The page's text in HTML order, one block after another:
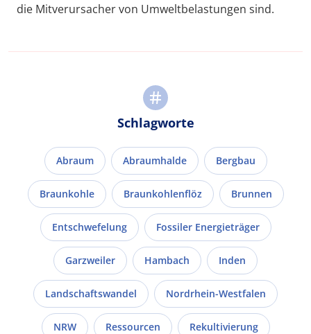
die Mitverursacher von Umweltbelastungen sind.
Schlagworte
Abraum Abraumhalde Bergbau
Braunkohle Braunkohlenflöz Brunnen
Entschwefelung Fossiler Energieträger
Garzweiler Hambach Inden
Landschaftswandel Nordrhein-Westfalen
NRW Ressourcen Rekultivierung